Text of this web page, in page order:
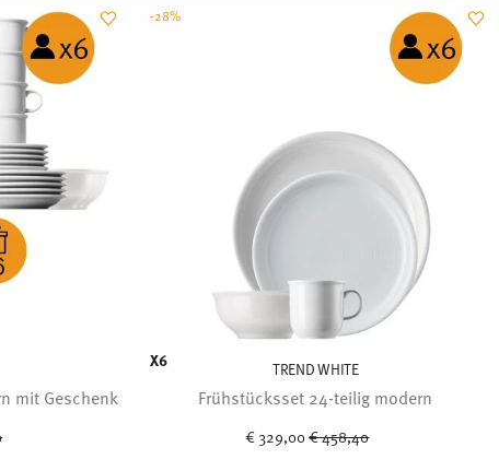
mit Geschenk
from
X6 TREND WHITE
Frühstücksset 24-teilig modern
€ 329,00Price reduced from
€ 458,40
-28%